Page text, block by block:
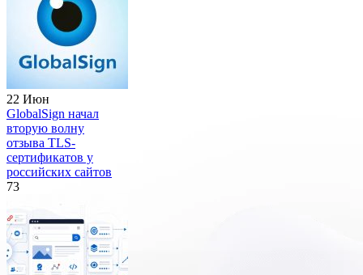
22 Июн
GlobalSign начал
вторую волну
отзыва TLS-
сертификатов у
российских сайтов
73